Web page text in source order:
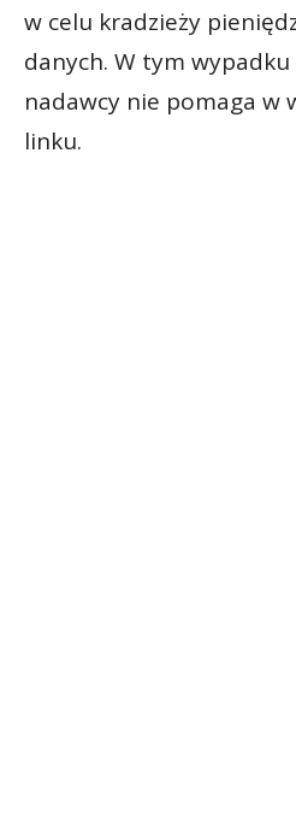
w celu kradzieży
danych. W tym
nadawcy nie pomaga w
linku.